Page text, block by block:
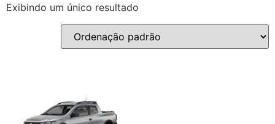
Exibindo um único resultado